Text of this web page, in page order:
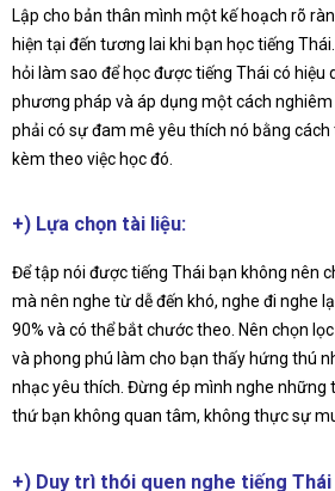
Lập cho bản thân mình một kế hoạch rõ
hiện tại đến tương lai khi bạn học tiếng
hỏi làm sao để học được tiếng Thái có hiệu
phương pháp và áp dụng một cách nghiêm
phải có sự đam mê yêu thích nó bằng
kèm theo việc học đó.
+) Lựa chọn tài liệu:
Để tập nói được tiếng Thái bạn không nên
mà nên nghe từ dễ đến khó, nghe đi nghe
90% và có thể bắt chước theo. Nên chọn
và phong phú làm cho bạn thấy hứng thú
nhạc yêu thích. Đừng ép mình nghe những
thứ bạn không quan tâm, không thực sự
+) Duy trì thói quen nghe tiếng Thái